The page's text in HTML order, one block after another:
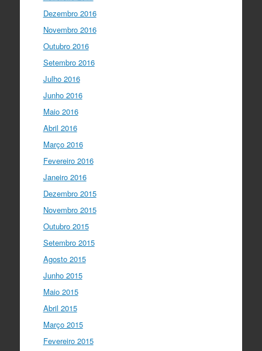
Dezembro 2016
Novembro 2016
Outubro 2016
Setembro 2016
Julho 2016
Junho 2016
Maio 2016
Abril 2016
Março 2016
Fevereiro 2016
Janeiro 2016
Dezembro 2015
Novembro 2015
Outubro 2015
Setembro 2015
Agosto 2015
Junho 2015
Maio 2015
Abril 2015
Março 2015
Fevereiro 2015